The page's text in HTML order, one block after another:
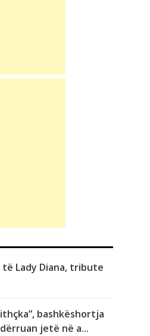
Lady Diana, tribute
bashkëshortja
jetë në a...